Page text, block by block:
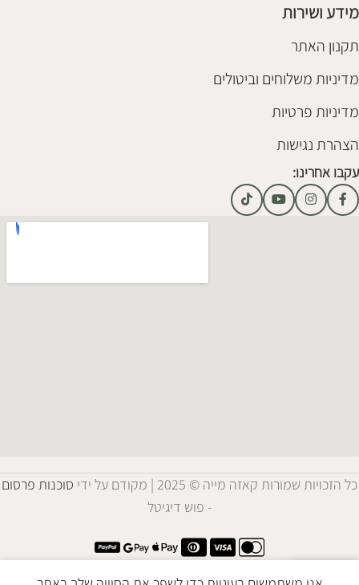
מידע ושירות
תקנון האתר
מדיניות משלוחים וביטולים
מדיניות פרטיות
הצהרת נגישות
עקבו אחרינו:
כל הזכויות שמורות קאזה מייה © 2025 | מקודם על ידי
סוכנות פרסום
- פוש דיגיטל